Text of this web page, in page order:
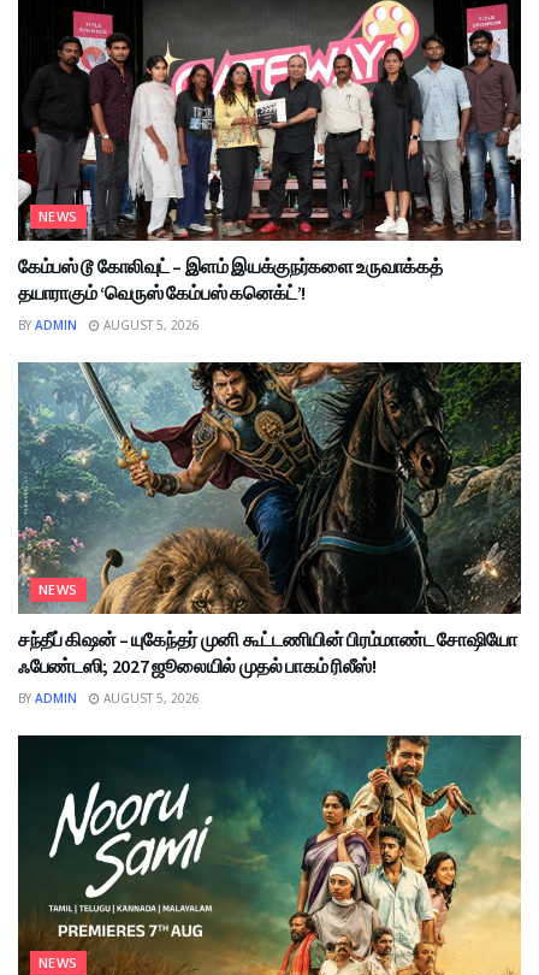
NEWS
கேம்பஸ் டூ கோலிவுட் – இளம் இயக்குநர்களை உருவாக்கத்
தயாராகும் ‘வெருஸ் கேம்பஸ் கனெக்ட்’!
BY ADMIN AUGUST 5, 2026
NEWS
சந்தீப் கிஷன் – யுகேந்தர் முனி கூட்டணியின் பிரம்மாண்ட சோஷியோ
ஃபேண்டஸி; 2027 ஜூலையில் முதல் பாகம் ரிலீஸ்!
BY ADMIN AUGUST 5, 2026
NEWS